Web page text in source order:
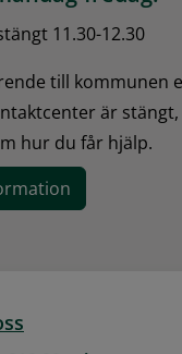
11.30-12.30
till kommunen
är
hur du får hjälp.